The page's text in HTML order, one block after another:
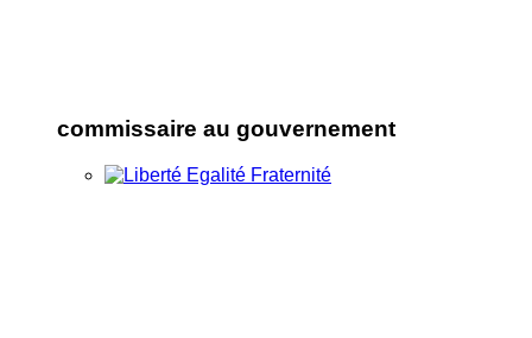
commissaire au gouvernement